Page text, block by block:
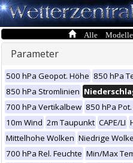
Alle Modelle
Parameter
500 hPa Geopot. Höhe 850 hPa
850 hPa Stromlinien
700 hPa Vertikalbew 850 hPa
10m Wind 2m Taupunkt CAPE/LI
Mittelhohe Wolken Niedrige
700 hPa Rel. Feuchte Min/Max